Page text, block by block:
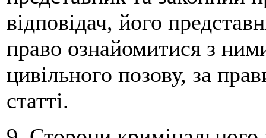
відповідач, його
право ознайомитися з
цивільного позову, за
статті.